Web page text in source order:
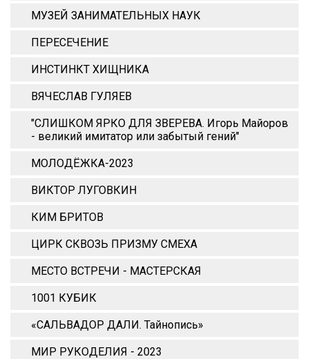
МУЗЕЙ ЗАНИМАТЕЛЬНЫХ НАУК
ПЕРЕСЕЧЕНИЕ
ИНСТИНКТ ХИЩНИКА
ВЯЧЕСЛАВ ГУЛЯЕВ
"СЛИШКОМ ЯРКО ДЛЯ ЗВЕРЕВА. Игорь Майоров
- великий имитатор или забытый гений"
МОЛОДЁЖКА-2023
ВИКТОР ЛУГОВКИН
КИМ БРИТОВ
ЦИРК СКВОЗЬ ПРИЗМУ СМЕХА
МЕСТО ВСТРЕЧИ - МАСТЕРСКАЯ
1001 КУБИК
«САЛЬВАДОР ДАЛИ. Тайнопись»
МИР РУКОДЕЛИЯ - 2023